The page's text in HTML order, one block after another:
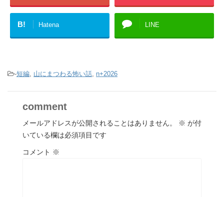
B! Hatena LINE
-短編 山にまつわる怖い話 n+2026
comment
メールアドレスが公開されることはありません。 ※ が付
いている欄は必須項目です
コメント ※